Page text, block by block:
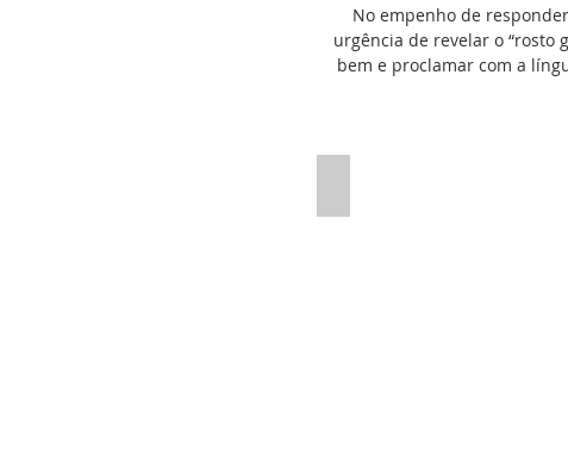
No empenho de
urgência de revelar o “rosto
bem e proclamar com a